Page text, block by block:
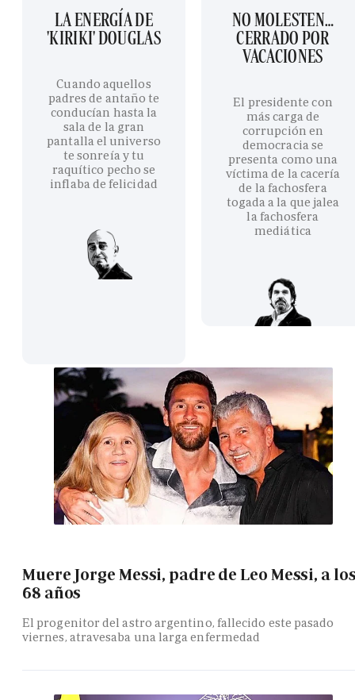
LA ENERGÍA DE
'KIRIKI' DOUGLAS
Cuando aquellos
padres de antaño te
conducían hasta la
sala de la gran
pantalla el universo
te sonreía y tu
raquítico pecho se
inflaba de felicidad
NO MOLESTEN…
CERRADO POR
VACACIONES
El presidente con
más carga de
corrupción en
democracia se
presenta como una
víctima de la cacería
de la fachosfera
togada a la que jalea
la fachosfera
mediática
Muere Jorge Messi, padre de Leo Messi, a
68 años
El progenitor del astro argentino, fallecido este pasado
viernes, atravesaba una larga enfermedad